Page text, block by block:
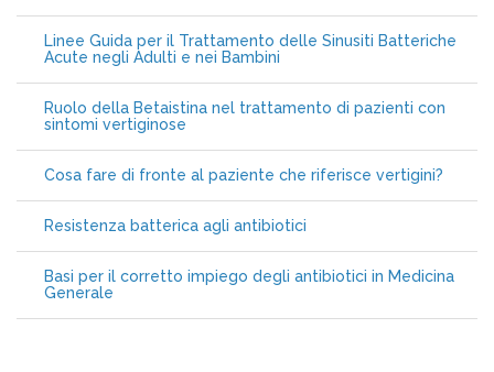
Linee Guida per il Trattamento delle Sinusiti Batteriche
Acute negli Adulti e nei Bambini
Ruolo della Betaistina nel trattamento di pazienti con
sintomi vertiginose
Cosa fare di fronte al paziente che riferisce vertigini?
Resistenza batterica agli antibiotici
Basi per il corretto impiego degli antibiotici in Medicina
Generale